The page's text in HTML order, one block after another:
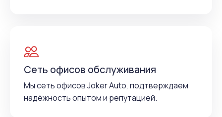
Сеть офисов обслуживания
Мы сеть офисов Joker Auto, подтверждаем
надёжность опытом и репутацией.